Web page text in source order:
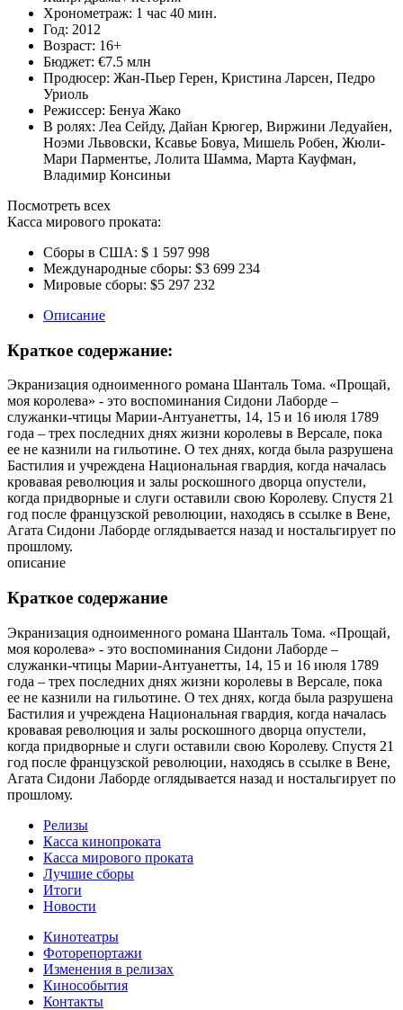
Хронометраж: 1 час 40 мин.
Год: 2012
Возраст: 16+
Бюджет: €7.5 млн
Продюсер: Жан-Пьер Герен, Кристина Ларсен, Педро
Уриоль
Режиссер: Бенуа Жако
В ролях: Леа Сейду, Дайан Крюгер, Виржини Ледуайен,
Ноэми Львовски, Ксавье Бовуа, Мишель Робен, Жюли-
Мари Парментье, Лолита Шамма, Марта Кауфман,
Владимир Консиньи
Посмотреть всех
Касса мирового проката:
Сборы в США: $ 1 597 998
Международные сборы: $3 699 234
Мировые сборы: $5 297 232
Описание
Краткое содержание:
Экранизация одноименного романа Шанталь Тома. «Прощай,
моя королева» - это воспоминания Сидони Лаборде –
служанки-чтицы Марии-Антуанетты, 14, 15 и 16 июля 1789
года – трех последних днях жизни королевы в Версале, пока
ее не казнили на гильотине. О тех днях, когда была разрушена
Бастилия и учреждена Национальная гвардия, когда началась
кровавая революция и залы роскошного дворца опустели,
когда придворные и слуги оставили свою Королеву. Спустя 21
год после французской революции, находясь в ссылке в Вене,
Агата Сидони Лаборде оглядывается назад и ностальгирует по
прошлому.
описание
Краткое содержание
Экранизация одноименного романа Шанталь Тома. «Прощай,
моя королева» - это воспоминания Сидони Лаборде –
служанки-чтицы Марии-Антуанетты, 14, 15 и 16 июля 1789
года – трех последних днях жизни королевы в Версале, пока
ее не казнили на гильотине. О тех днях, когда была разрушена
Бастилия и учреждена Национальная гвардия, когда началась
кровавая революция и залы роскошного дворца опустели,
когда придворные и слуги оставили свою Королеву. Спустя 21
год после французской революции, находясь в ссылке в Вене,
Агата Сидони Лаборде оглядывается назад и ностальгирует по
прошлому.
Релизы
Касса кинопроката
Касса мирового проката
Лучшие сборы
Итоги
Новости
Кинотеатры
Фоторепортажи
Изменения в релизах
Кинособытия
Контакты